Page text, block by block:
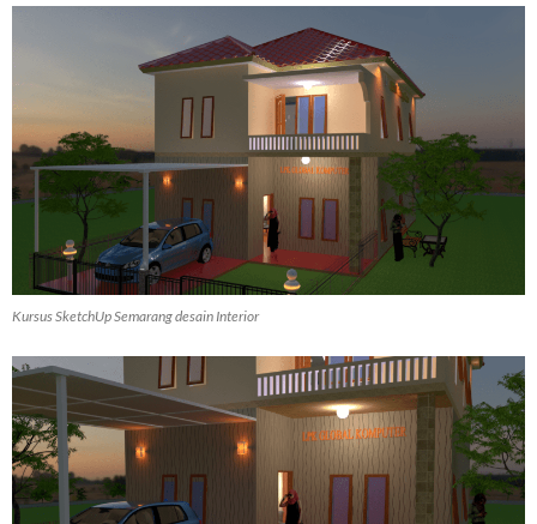
Kursus SketchUp Semarang desain Interior